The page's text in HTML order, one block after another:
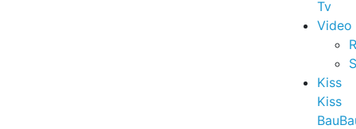
Tv
Video
Kiss
Kiss